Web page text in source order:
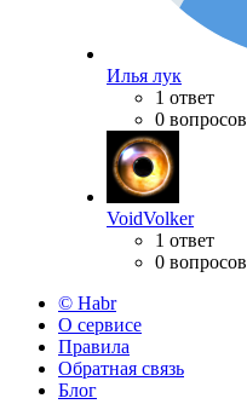
Илья лук
1 ответ
0 вопросов
VoidVolker
1 ответ
0 вопросов
© Habr
О сервисе
Правила
Обратная связь
Блог